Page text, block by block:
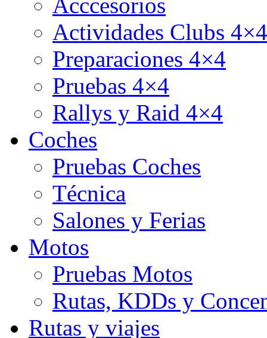
Actividades Clubs 4×4
Preparaciones 4×4
Pruebas 4×4
Rallys y Raid 4×4
Coches
Pruebas Coches
Técnica
Salones y Ferias
Motos
Pruebas Motos
Rutas, KDDs y
Rutas y viajes